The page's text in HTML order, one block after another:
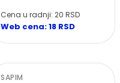
Cena u radnji: 20 RSD
Web cena: 18 RSD
SAPIM